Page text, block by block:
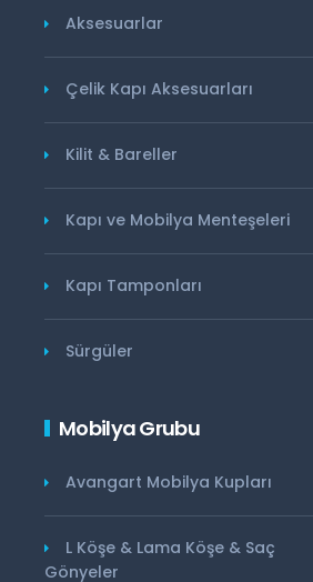
Aksesuarlar
Çelik Kapı Aksesuarları
Kilit & Bareller
Kapı ve Mobilya Menteşeleri
Kapı Tamponları
Sürgüler
Mobilya Grubu
Avangart Mobilya Kupları
L Köşe & Lama Köşe & Saç
Gönyeler